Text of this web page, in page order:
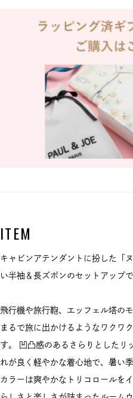
ITEM
キャビンアテンダントに扮した「
い半袖＆長ズボンのセットアップで
飛行機や旅行鞄、エッフェル塔の
まるで旅に出かけるようなワクワ
す。 凹凸感のあるさらりとしたリ
れが良く軽やかな着心地で、暑い
カラーは爽やかなトリコロールを